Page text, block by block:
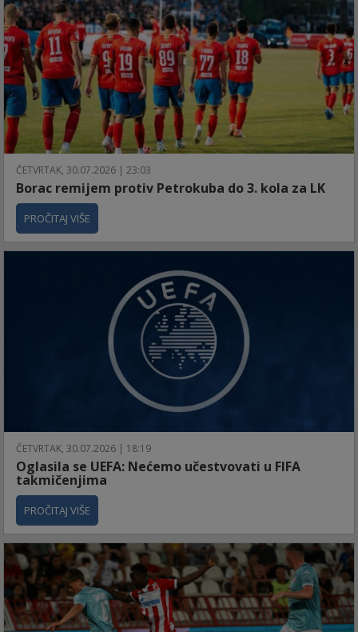
ČETVRTAK, 30.07.2026 | 23:03
Borac remijem protiv Petrokuba do 3. kola za LK
PROČITAJ VIŠE
ČETVRTAK, 30.07.2026 | 18:19
Oglasila se UEFA: Nećemo učestvovati u FIFA
takmičenjima
PROČITAJ VIŠE